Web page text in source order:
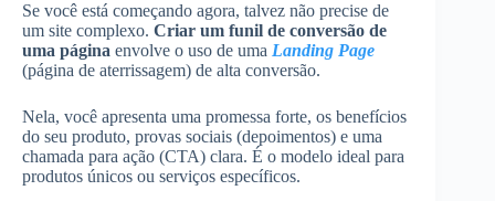
Se você está começando agora, talvez não precise de
um site complexo. Criar um funil de conversão de
uma página envolve o uso de uma Landing Page
(página de aterrissagem) de alta conversão.
Nela, você apresenta uma promessa forte, os benefícios
do seu produto, provas sociais (depoimentos) e uma
chamada para ação (CTA) clara. É o modelo ideal para
produtos únicos ou serviços específicos.